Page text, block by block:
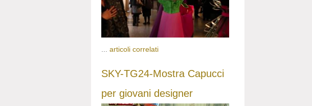
articoli correlati
SKY-TG24-Mostra Capucci
per giovani designer